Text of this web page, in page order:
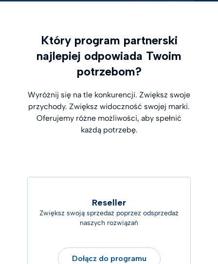
Który program partnerski
najlepiej odpowiada Twoim
potrzebom?
Wyróżnij się na tle konkurencji. Zwiększ swoje
przychody. Zwiększ widoczność swojej marki.
Oferujemy różne możliwości, aby spełnić
każdą potrzebę.
Reseller
Zwiększ swoją sprzedaż poprzez odsprzedaż
naszych rozwiązań
Dołącz do programu